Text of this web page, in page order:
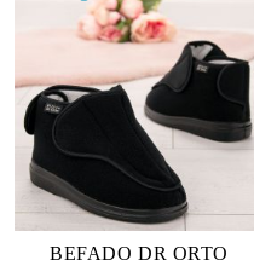
BEFADO DR ORTO